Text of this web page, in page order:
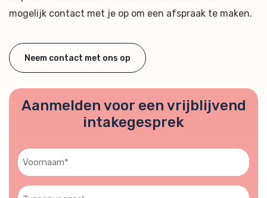
mogelijk contact met je op om een afspraak te maken.
Neem contact met ons op
Aanmelden voor een vrijblijvend
intakegesprek
Voornaam
(Vereist)
Tussenvoegsel